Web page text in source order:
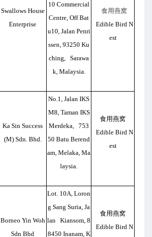
Swallows House
Enterprise
10 Commercial
Centre, Off Bat
u10, Jalan Penri
ssen, 93250 Ku
ching, Sarawa
k, Malaysia.
食用燕窝
Edible Bird N
est
Ka Sin Success
(M) Sdn. Bhd.
No.1, Jalan IKS
M8, Taman IKS
Merdeka, 753
50 Batu Berend
am, Melaka, Ma
laysia.
食用燕窝
Edible Bird N
est
Borneo Yin Woh
Sdn Bhd
Lot. 10A, Loron
g Sang Suria, Ja
lan Kiansom, 8
8450 Inanam, K
食用燕窝
Edible Bird N